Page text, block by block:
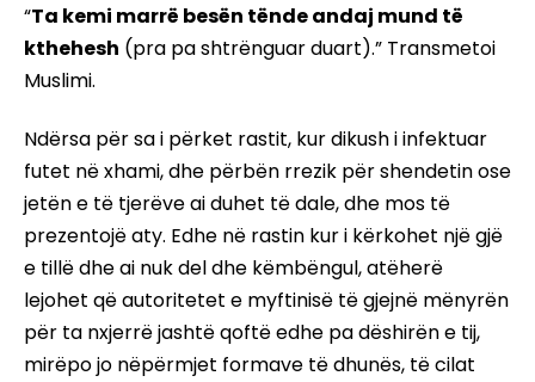
“Ta kemi marrë besën tënde andaj mund të
kthehesh (pra pa shtrënguar duart).” Transmetoi
Muslimi.
Ndërsa për sa i përket rastit, kur dikush i infektuar
futet në xhami, dhe përbën rrezik për shendetin ose
jetën e të tjerëve ai duhet të dale, dhe mos të
prezentojë aty. Edhe në rastin kur i kërkohet një gjë
e tillë dhe ai nuk del dhe këmbëngul, atëherë
lejohet që autoritetet e myftinisë të gjejnë mënyrën
për ta nxjerrë jashtë qoftë edhe pa dëshirën e tij,
mirëpo jo nëpërmjet formave të dhunës, të cilat